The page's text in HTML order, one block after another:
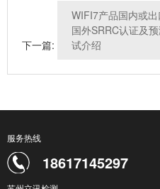
下一篇:
WIFI7产品国内或出
国外SRRC认证及
试介绍
服务热线
18617145297